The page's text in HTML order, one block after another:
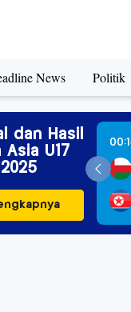
News Politik
dan Hasil
Asia U17
2025